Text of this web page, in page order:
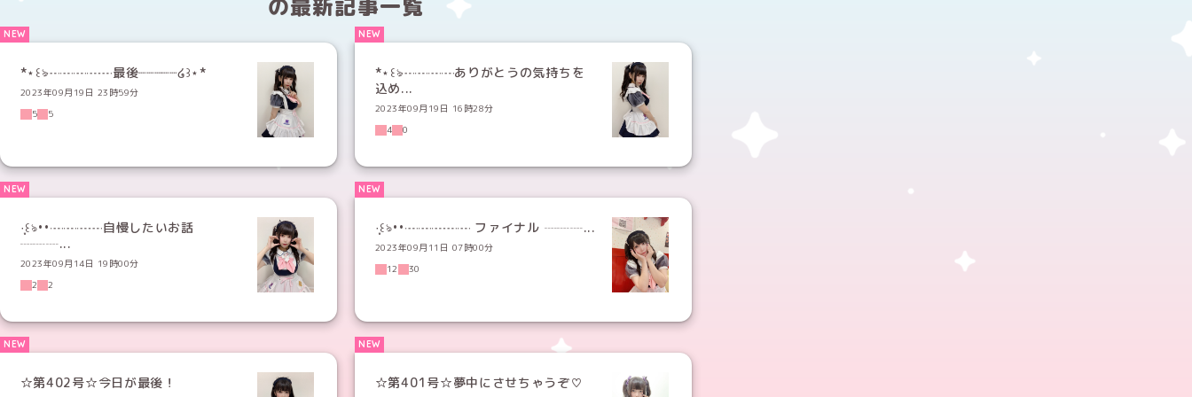
*⋆꒰ঌ┈┈┈┈┈最後┈┈┈┈┈໒꒱⋆*
2023年09月19日 23時59分
5
5
*⋆꒰ঌ┈┈┈┈ありがとうの気持ちを
込め...
2023年09月19日 16時28分
4
0
·̩͙꒰ঌ••┈┈┈┈自慢したいお話
┈┈┈...
2023年09月14日 19時00分
2
2
·̩͙꒰ঌ••┈┈┈┈┈ ファイナル ┈┈┈...
2023年09月11日 07時00分
12
30
☆第402号☆今日が最後！ ☆第401号☆夢中にさせちゃうぞ♡